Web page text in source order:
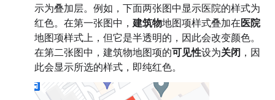
示为叠加层。例如，下面两张图中显示医院的样式为
红色。在第一张图中， 建筑物地图项样式叠加在医院
地图项样式上，但它是半透明的，因此会改变颜色。
在第二张图中，建筑物地图项的可见性设为关闭 ，因
此会显示所选的样式，即纯红色。